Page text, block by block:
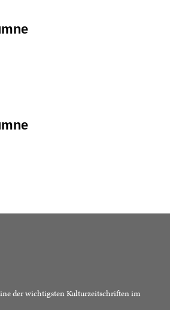
der wichtigsten Kulturzeitschriften im